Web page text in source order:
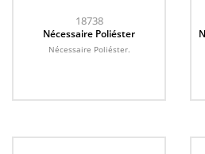
18738
Nécessaire Poliéster
Nécessaire Poliéster.